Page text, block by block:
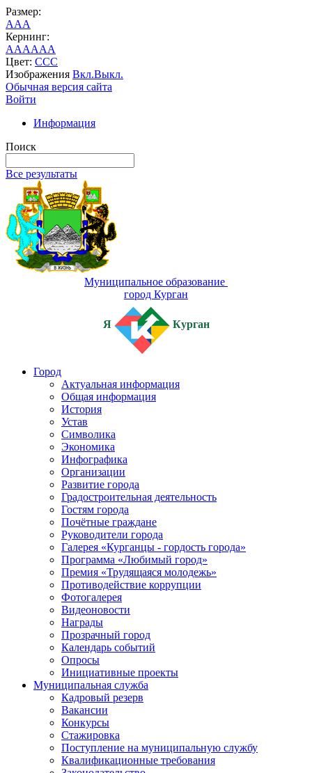
Размер:
AAA
Кернинг:
AAAAAA
Цвет: CCC
Изображения Вкл.Выкл.
Обычная версия сайта
Войти
Информация
Поиск
Все результаты
Муниципальное образование
город Курган
Я Курган
Город
Актуальная информация
Общая информация
История
Устав
Символика
Экономика
Инфографика
Организации
Развитие города
Градостроительная деятельность
Гостям города
Почётные граждане
Руководители города
Галерея «Курганцы - гордость города»
Программа «Любимый город»
Премия «Трудящаяся молодежь»
Противодействие коррупции
Фотогалерея
Видеоновости
Награды
Прозрачный город
Календарь событий
Опросы
Инициативные проекты
Муниципальная служба
Кадровый резерв
Вакансии
Конкурсы
Стажировка
Поступление на муниципальную службу
Квалификационные требования